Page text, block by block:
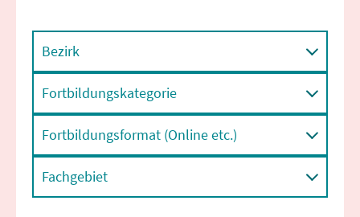
Bezirk
Fortbildungskategorie
Fortbildungsformat (Online etc.)
Fachgebiet